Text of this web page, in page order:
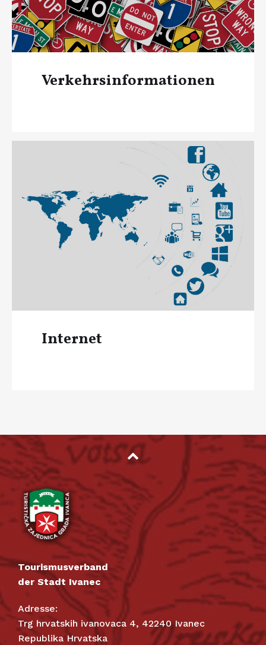
Verkehrsinformationen
Internet
Tourismusverband
der Stadt Ivanec
Adresse:
Trg hrvatskih ivanovaca 4, 42240 Ivanec
Republika Hrvatska